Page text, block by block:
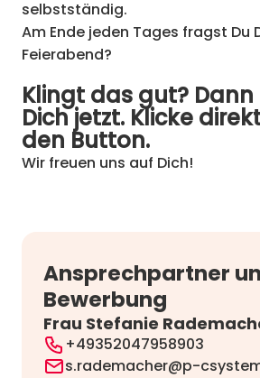
selbstständig.
Am Ende jeden Tages fragst Du
Feierabend?
Klingt das gut?
Dich jetzt. Klicke
den Button.
Wir freuen uns auf Dich!
Ansprechpartner
Bewerbung
Frau Stefanie
+49352047958903
s.rademacher@p-